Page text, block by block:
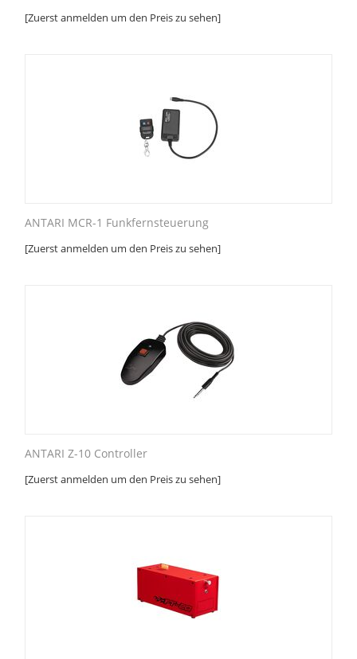
[Zuerst anmelden um den Preis zu sehen]
ANTARI MCR-1 Funkfernsteuerung
[Zuerst anmelden um den Preis zu sehen]
ANTARI Z-10 Controller
[Zuerst anmelden um den Preis zu sehen]